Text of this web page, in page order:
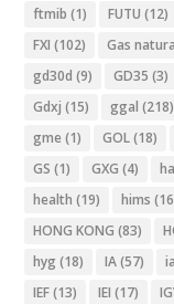
ftmib (1) FUTU (12)
FXI (102) Gas
gd30d (9) GD35 (3)
Gdxj (15) ggal (218)
gme (1) GOL(18)
GS (1) GXG (4)
health (19) hims
HONG KONG (83)
hyg (18) IA(57)
IEF(13) IEI (17)